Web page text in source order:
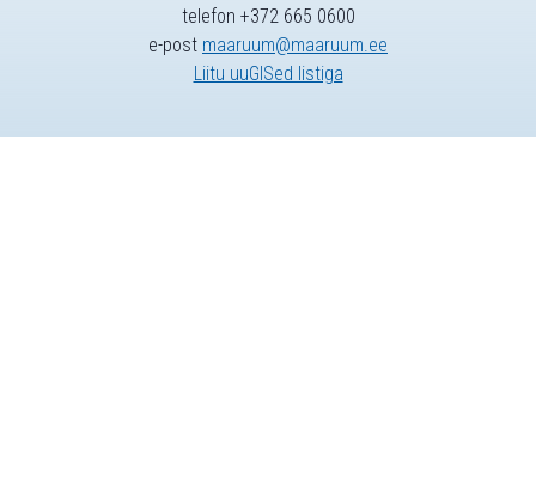
telefon +372 665 0600
e-post maaruum@maaruum.ee
Liitu uuGISed listiga